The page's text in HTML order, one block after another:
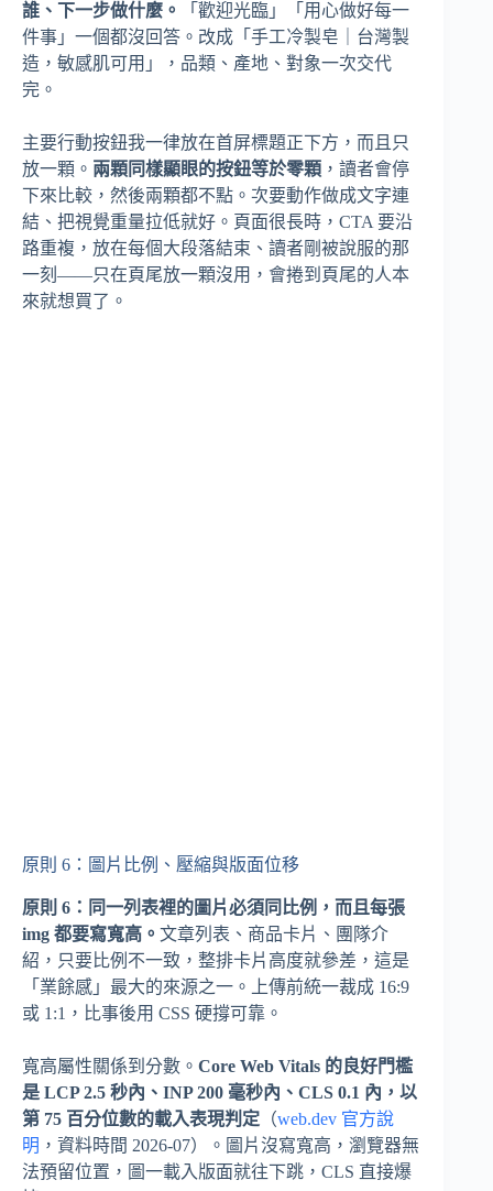
誰、下一步做什麼。
「歡迎光臨」「用心做好每一
件事」一個都沒回答。改成「手工冷製皂｜台灣製
造，敏感肌可用」，品類、產地、對象一次交代
完。
主要行動按鈕我一律放在首屏標題正下方，而且只
放一顆。 兩顆同樣顯眼的按鈕等於零顆 ，讀者會停
下來比較，然後兩顆都不點。次要動作做成文字連
結、把視覺重量拉低就好。頁面很長時，CTA 要沿
路重複，放在每個大段落結束、讀者剛被說服的那
一刻——只在頁尾放一顆沒用，會捲到頁尾的人本
來就想買了。
原則 6：圖片比例、壓縮與版面位移
原則 6：同一列表裡的圖片必須同比例，而且每張
img 都要寫寬高。 文章列表、商品卡片、團隊介
紹，只要比例不一致，整排卡片高度就參差，這是
「業餘感」最大的來源之一。上傳前統一裁成 16:9
或 1:1，比事後用 CSS 硬撐可靠。
寬高屬性關係到分數。 Core Web Vitals 的良好門檻
是 LCP 2.5 秒內、INP 200 毫秒內、CLS 0.1 內，以
第 75 百分位數的載入表現判定 （web.dev 官方說
明 ，資料時間 2026-07）。圖片沒寫寬高，瀏覽器無
法預留位置，圖一載入版面就往下跳，CLS 直接爆